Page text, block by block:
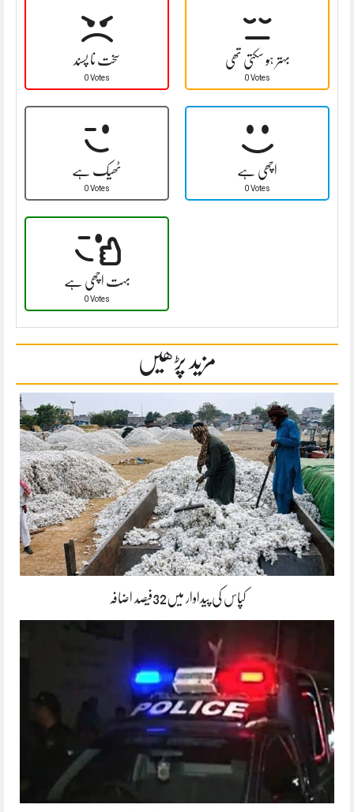
سخت نا پسند
0 Votes
بہتر ہو سکتی تھی
0 Votes
ٹھیک ہے
0 Votes
اچھی ہے
0 Votes
بہت اچھی ہے
0 Votes
مزید پڑھیں
کپاس کی پیداوار میں32فیصد اضافہ